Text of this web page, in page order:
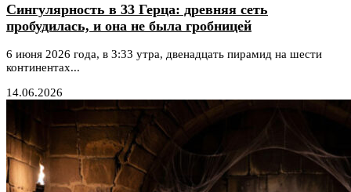
Сингулярность в 33 Герца: древняя сеть
пробудилась, и она не была гробницей
6 июня 2026 года, в 3:33 утра, двенадцать пирамид на шести
континентах...
14.06.2026